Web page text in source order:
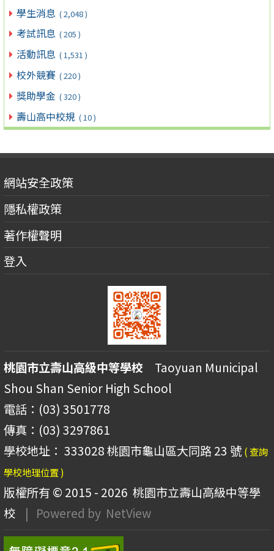
學生消息 ( 2,048 )
考試訊息 ( 205 )
活動訊息 ( 1,531 )
校外競賽 ( 220 )
獎助學金 ( 320 )
壽山高中校規 ( 10 )
網站安全政策
隱私權政策
著作權聲明
登入
桃園市立壽山高級中等學校 Taoyuan Municipal
Shou Shan Senior High School
電話：(03) 3501778
傳真：(03) 3297861
學校地址： 333028 桃園市龜山區大同路 23 號 ( 查詢
學校地理位置 )
版權所有 © 2015 - 2026 桃園市立壽山高級中等學
校
| Powered by NetView